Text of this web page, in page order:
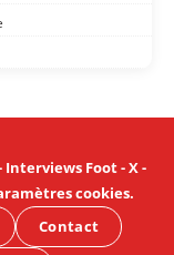
Interviews Foot-X-
cookies.
Contact